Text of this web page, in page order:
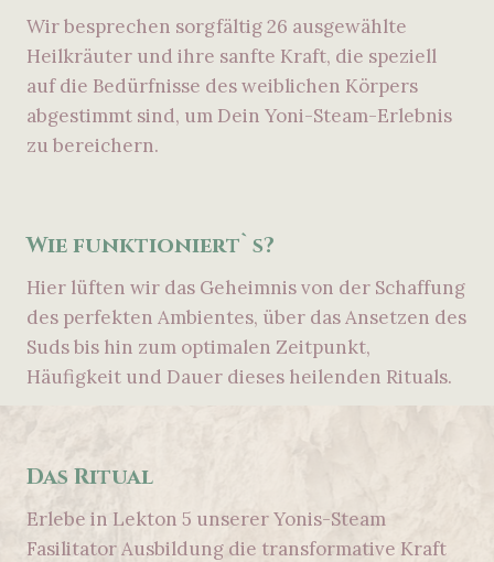
Wir besprechen sorgfältig 26 ausgewählte
Heilkräuter und ihre sanfte Kraft, die speziell
auf die Bedürfnisse des weiblichen Körpers
abgestimmt sind, um Dein Yoni-Steam-Erlebnis
zu bereichern.
Wie funktioniert`s?
Hier lüften wir das Geheimnis von der Schaffung
des perfekten Ambientes, über das Ansetzen des
Suds bis hin zum optimalen Zeitpunkt,
Häufigkeit und Dauer dieses heilenden Rituals.
Das Ritual
Erlebe in Lekton 5 unserer Yonis-Steam
Fasilitator Ausbildung die transformative Kraft